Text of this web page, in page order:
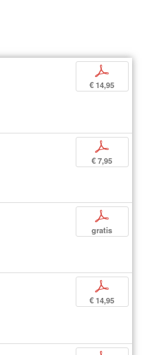
p
€ 14,95
p
€ 7,95
p
gratis
p
€ 14,95